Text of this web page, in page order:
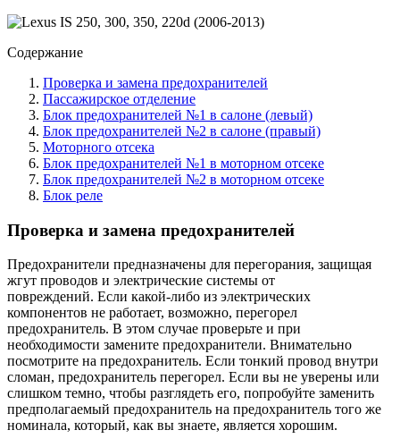
Содержание
Проверка и замена предохранителей
Пассажирское отделение
Блок предохранителей №1 в салоне (левый)
Блок предохранителей №2 в салоне (правый)
Моторного отсека
Блок предохранителей №1 в моторном отсеке
Блок предохранителей №2 в моторном отсеке
Блок реле
Проверка и замена предохранителей
Предохранители предназначены для перегорания, защищая
жгут проводов и электрические системы от
повреждений. Если какой-либо из электрических
компонентов не работает, возможно, перегорел
предохранитель. В этом случае проверьте и при
необходимости замените предохранители. Внимательно
посмотрите на предохранитель. Если тонкий провод внутри
сломан, предохранитель перегорел. Если вы не уверены или
слишком темно, чтобы разглядеть его, попробуйте заменить
предполагаемый предохранитель на предохранитель того же
номинала, который, как вы знаете, является хорошим.